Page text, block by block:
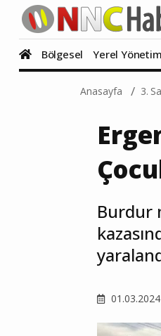
Bölgesel Yerel Yönetim
Anasayfa 3.
Burdur
01.03.2024